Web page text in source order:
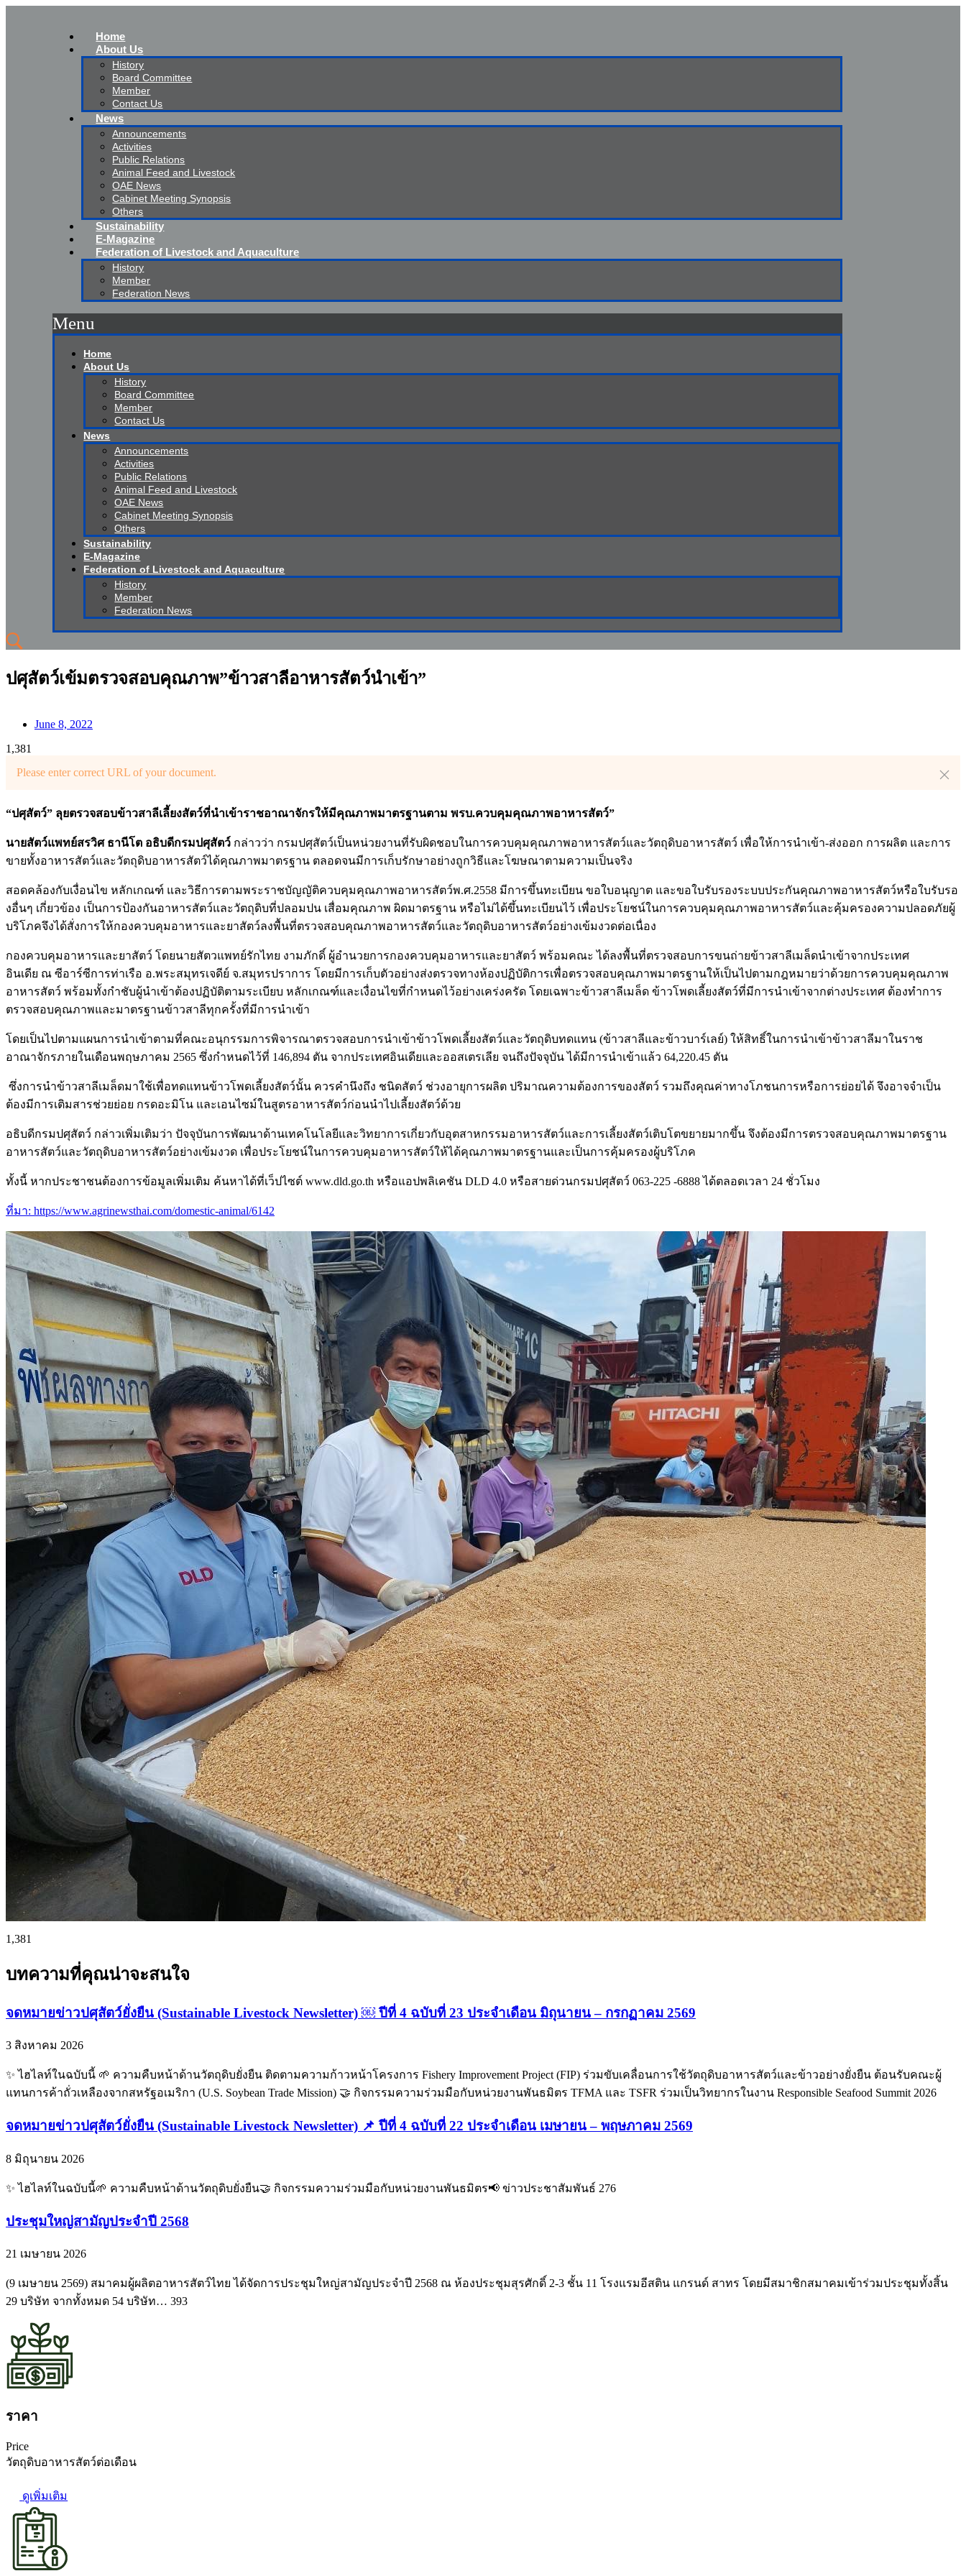
Home
About Us
History
Board Committee
Member
Contact Us
News
Announcements
Activities
Public Relations
Animal Feed and Livestock
OAE News
Cabinet Meeting Synopsis
Others
Sustainability
E-Magazine
Federation of Livestock and Aquaculture
History
Member
Federation News
Menu
Home
About Us
History
Board Committee
Member
Contact Us
News
Announcements
Activities
Public Relations
Animal Feed and Livestock
OAE News
Cabinet Meeting Synopsis
Others
Sustainability
E-Magazine
Federation of Livestock and Aquaculture
History
Member
Federation News
ปศุสัตว์เข้มตรวจสอบคุณภาพ”ข้าวสาลีอาหารสัตว์นำเข้า”
June 8, 2022
1,381
Please enter correct URL of your document.
“ปศุสัตว์” ลุยตรวจสอบข้าวสาลีเลี้ยงสัตว์ที่นำเข้าราชอาณาจักรให้มีคุณภาพมาตรฐานตาม พรบ.ควบคุมคุณภาพอาหารสัตว์”
นายสัตว์แพทย์สรวิศ ธานีโต อธิบดีกรมปศุสัตว์ กล่าวว่า กรมปศุสัตว์เป็นหน่วยงานที่รับผิดชอบในการควบคุมคุณภาพอาหารสัตว์และวัตถุดิบอาหารสัตว์ เพื่อให้การนำเข้า-ส่งออก การผลิต และการ
ขายทั้งอาหารสัตว์และวัตถุดิบอาหารสัตว์ได้คุณภาพมาตรฐาน ตลอดจนมีการเก็บรักษาอย่างถูกวิธีและโฆษณาตามความเป็นจริง
สอดคล้องกับเงื่อนไข หลักเกณฑ์ และวิธีการตามพระราชบัญญัติควบคุมคุณภาพอาหารสัตว์พ.ศ.2558 มีการขึ้นทะเบียน ขอใบอนุญาต และขอใบรับรองระบบประกันคุณภาพอาหารสัตว์หรือใบรับรอ
งอื่นๆ เกี่ยวข้อง เป็นการป้องกันอาหารสัตว์และวัตถุดิบที่ปลอมปน เสื่อมคุณภาพ ผิดมาตรฐาน หรือไม่ได้ขึ้นทะเบียนไว้ เพื่อประโยชน์ในการควบคุมคุณภาพอาหารสัตว์และคุ้มครองความปลอดภัยผู้
บริโภคจึงได้สั่งการให้กองควบคุมอาหารและยาสัตว์ลงพื้นที่ตรวจสอบคุณภาพอาหารสัตว์และวัตถุดิบอาหารสัตว์อย่างเข้มงวดต่อเนื่อง
กองควบคุมอาหารและยาสัตว์ โดยนายสัตวแพทย์รักไทย งามภักดิ์ ผู้อำนวยการกองควบคุมอาหารและยาสัตว์ พร้อมคณะ ได้ลงพื้นที่ตรวจสอบการขนถ่ายข้าวสาลีเมล็ดนำเข้าจากประเทศ
อินเดีย ณ ซีอาร์ซีการท่าเรือ อ.พระสมุทรเจดีย์ จ.สมุทรปราการ โดยมีการเก็บตัวอย่างส่งตรวจทางห้องปฏิบัติการเพื่อตรวจสอบคุณภาพมาตรฐานให้เป็นไปตามกฎหมายว่าด้วยการควบคุมคุณภาพ
อาหารสัตว์ พร้อมทั้งกำชับผู้นำเข้าต้องปฏิบัติตามระเบียบ หลักเกณฑ์และเงื่อนไขที่กำหนดไว้อย่างเคร่งครัด โดยเฉพาะข้าวสาลีเมล็ด ข้าวโพดเลี้ยงสัตว์ที่มีการนำเข้าจากต่างประเทศ ต้องทำการ
ตรวจสอบคุณภาพและมาตรฐานข้าวสาลีทุกครั้งที่มีการนำเข้า
โดยเป็นไปตามแผนการนำเข้าตามที่คณะอนุกรรมการพิจารณาตรวจสอบการนำเข้าข้าวโพดเลี้ยงสัตว์และวัตถุดิบทดแทน (ข้าวสาลีและข้าวบาร์เลย์) ให้สิทธิ์ในการนำเข้าข้าวสาลีมาในราช
อาณาจักรภายในเดือนพฤษภาคม 2565 ซึ่งกำหนดไว้ที่ 146,894 ตัน จากประเทศอินเดียและออสเตรเลีย จนถึงปัจจุบัน ได้มีการนำเข้าแล้ว 64,220.45 ตัน
ซึ่งการนำข้าวสาลีเมล็ดมาใช้เพื่อทดแทนข้าวโพดเลี้ยงสัตว์นั้น ควรคำนึงถึง ชนิดสัตว์ ช่วงอายุการผลิต ปริมาณความต้องการของสัตว์ รวมถึงคุณค่าทางโภชนการหรือการย่อยได้ จึงอาจจำเป็น
ต้องมีการเติมสารช่วยย่อย กรดอะมิโน และเอนไซม์ในสูตรอาหารสัตว์ก่อนนำไปเลี้ยงสัตว์ด้วย
อธิบดีกรมปศุสัตว์ กล่าวเพิ่มเติมว่า ปัจจุบันการพัฒนาด้านเทคโนโลยีและวิทยาการเกี่ยวกับอุตสาหกรรมอาหารสัตว์และการเลี้ยงสัตว์เติบโตขยายมากขึ้น จึงต้องมีการตรวจสอบคุณภาพมาตรฐาน
อาหารสัตว์และวัตถุดิบอาหารสัตว์อย่างเข้มงวด เพื่อประโยชน์ในการควบคุมอาหารสัตว์ให้ได้คุณภาพมาตรฐานและเป็นการคุ้มครองผู้บริโภค
ทั้งนี้ หากประชาชนต้องการข้อมูลเพิ่มเติม ค้นหาได้ที่เว็ปไซต์ www.dld.go.th หรือแอปพลิเคชัน DLD 4.0 หรือสายด่วนกรมปศุสัตว์ 063-225 -6888 ได้ตลอดเวลา 24 ชั่วโมง
ที่มา: https://www.agrinewsthai.com/domestic-animal/6142
1,381
บทความที่คุณน่าจะสนใจ
จดหมายข่าวปศุสัตว์ยั่งยืน (Sustainable Livestock Newsletter) ￼ ปีที่ 4 ฉบับที่ 23 ประจำเดือน มิถุนายน – กรกฏาคม 2569
3 สิงหาคม 2026
✨ ไฮไลท์ในฉบับนี้ 🌱 ความคืบหน้าด้านวัตถุดิบยั่งยืน ติดตามความก้าวหน้าโครงการ Fishery Improvement Project (FIP) ร่วมขับเคลื่อนการใช้วัตถุดิบอาหารสัตว์และข้าวอย่างยั่งยืน ต้อนรับคณะผู้
แทนการค้าถั่วเหลืองจากสหรัฐอเมริกา (U.S. Soybean Trade Mission) 🤝 กิจกรรมความร่วมมือกับหน่วยงานพันธมิตร TFMA และ TSFR ร่วมเป็นวิทยากรในงาน Responsible Seafood Summit 2026
จดหมายข่าวปศุสัตว์ยั่งยืน (Sustainable Livestock Newsletter) 📌 ปีที่ 4 ฉบับที่ 22 ประจำเดือน เมษายน – พฤษภาคม 2569
8 มิถุนายน 2026
✨ ไฮไลท์ในฉบับนี้🌱 ความคืบหน้าด้านวัตถุดิบยั่งยืน🤝 กิจกรรมความร่วมมือกับหน่วยงานพันธมิตร📢 ข่าวประชาสัมพันธ์ 276
ประชุมใหญ่สามัญประจำปี 2568
21 เมษายน 2026
(9 เมษายน 2569) สมาคมผู้ผลิตอาหารสัตว์ไทย ได้จัดการประชุมใหญ่สามัญประจำปี 2568 ณ ห้องประชุมสุรศักดิ์ 2-3 ชั้น 11 โรงแรมอีสติน แกรนด์ สาทร โดยมีสมาชิกสมาคมเข้าร่วมประชุมทั้งสิ้น
29 บริษัท จากทั้งหมด 54 บริษัท… 393
ราคา
Price
วัตถุดิบอาหารสัตว์ต่อเดือน
ดูเพิ่มเติม